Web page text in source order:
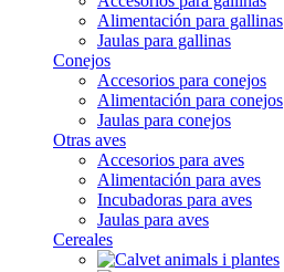
Alimentación para gallinas
Jaulas para gallinas
Conejos
Accesorios para conejos
Alimentación para conejos
Jaulas para conejos
Otras aves
Accesorios para aves
Alimentación para aves
Incubadoras para aves
Jaulas para aves
Cereales